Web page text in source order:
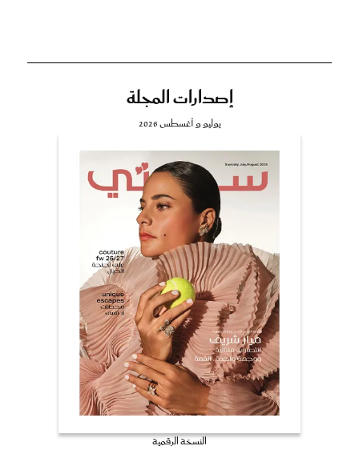
إصدارات المجلة
يوليو و أغسطس 2026
النسخة الرقمية